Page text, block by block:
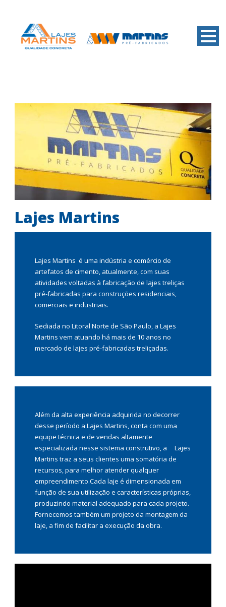
Lajes Martins
Lajes Martins é uma indústria e comércio de
artefatos de cimento, atualmente, com suas
atividades voltadas à fabricação de lajes treliças
pré-fabricadas para construções residenciais,
comerciais e industriais.
Sediada no Litoral Norte de São Paulo, a Lajes
Martins vem atuando há mais de 10 anos no
mercado de lajes pré-fabricadas treliçadas.
Além da alta experiência adquirida no decorrer
desse período a Lajes Martins, conta com uma
equipe técnica e de vendas altamente
especializada nesse sistema construtivo, a Lajes
Martins traz a seus clientes uma somatória de
recursos, para melhor atender qualquer
empreendimento.Cada laje é dimensionada em
função de sua utilização e características próprias,
produzindo material adequado para cada projeto.
Fornecemos também um projeto da montagem da
laje, a fim de facilitar a execução da obra.